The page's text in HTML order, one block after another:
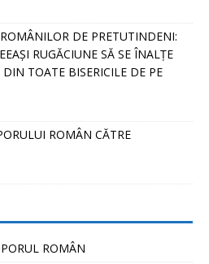
DE PRETUTINDENI:
RUGĂCIUNE SĂ SE ÎNALȚE
TOATE BISERICILE DE PE
ROMÂN CĂTRE
ROMÂN